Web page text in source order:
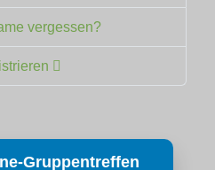
vergessen?
Gruppentreffen